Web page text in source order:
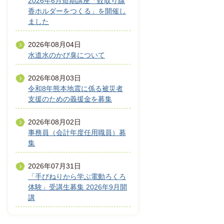
香ホルダーをつくる」を開催し
ました
2026年08月04日
水道水のかび臭について
2026年08月03日
令和8年熊本地震に係る被災者
支援のための義援金を募集
2026年08月02日
事務員（会計年度任用職員）募
集
2026年07月31日
「手びねりから学ぶ電動ろくろ
体験」受講生募集 2026年9月開
講